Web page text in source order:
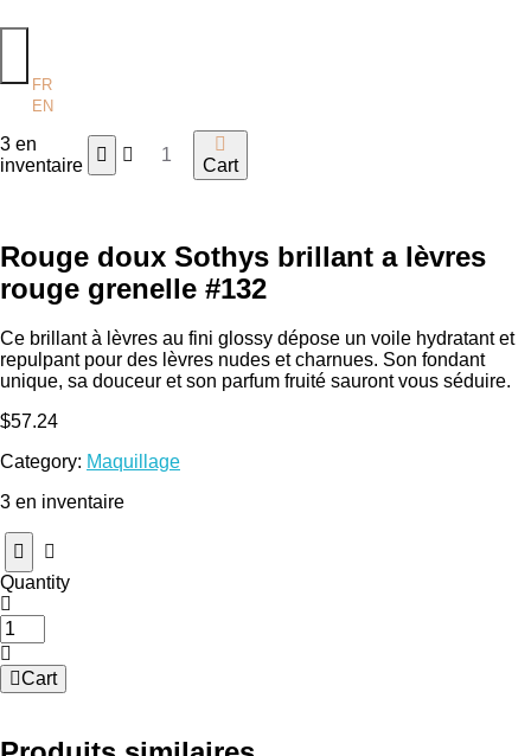
FR
EN
3 en
inventaire
quantité
brillant
a
rouge
grenelle
#132
Cart
Rouge doux Sothys brillant a lèvres
rouge grenelle #132
Ce brillant à lèvres au fini glossy dépose un voile hydratant et
repulpant pour des lèvres nudes et charnues. Son fondant
unique, sa douceur et son parfum fruité sauront vous séduire.
$57.24
Category: Maquillage
3 en inventaire
Quantity
quantité
de
Rouge
doux
brillant
Cart